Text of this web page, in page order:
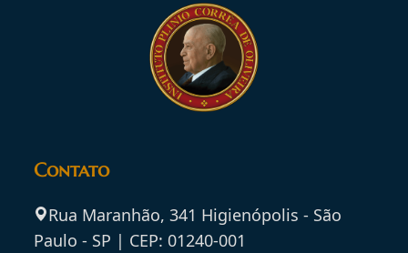
Contato
Rua Maranhão, 341 Higienópolis - São
Paulo - SP | CEP: 01240-001